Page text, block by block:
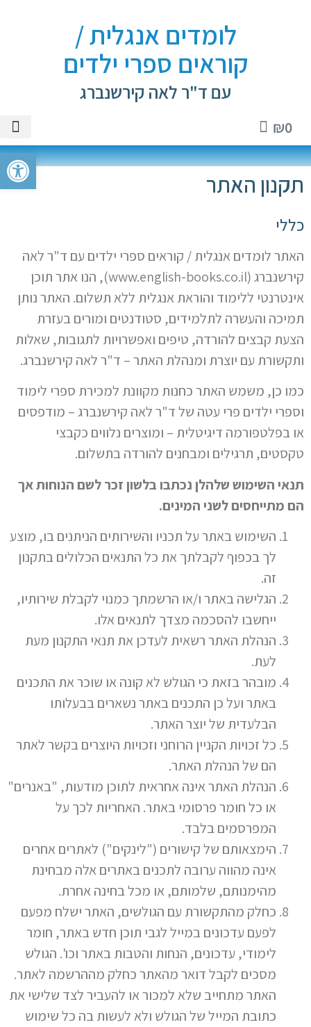
לומדים אנגלית /
קוראים ספרי ילדים
עם ד"ר לאה קירשנברג
₪0
תקנון האתר
כללי
האתר לומדים אנגלית / קוראים ספרי ילדים עם ד"ר לאה
קירשנברג (www.english-books.co.il), הנו אתר תוכן
אינטרנטי ללימוד והוראת אנגלית ללא תשלום. האתר נותן
תמיכה והעשרה לתלמידים, סטודנטים ומורים בעזרת
הצעת קבצים להורדה, טיפים ואפשרויות לתגובות, שאלות
ותקשורת עם יוצרת ומנהלת האתר – ד"ר לאה קירשנברג.
כמו כן, משמש האתר כחנות מקוונת למכירת ספרי לימוד
וספרי ילדים פרי עטה של ד"ר לאה קירשנברג – מודפסים
או בפלטפורמה דיגיטלית – ומוצרים נלווים כקבצי
טקסטים, תרגילים ומבחנים להורדה בתשלום.
תנאי השימוש שלהלן נכתבו בלשון זכר לשם הנוחות אך
הם מתייחסים לשני המינים.
השימוש באתר על תכניו והשירותים הניתנים בו, מוצע
לך בכפוף לקבלתך את כל התנאים הכלולים בתקנון
זה.
הגלישה באתר ו/או הרשמתך כמנוי לקבלת שירותיו,
ייחשבו להסכמה מצדך לתנאים אלו.
הנהלת האתר רשאית לעדכן את תנאי התקנון מעת
לעת.
מובהר בזאת כי הגולש לא קונה או שוכר את התכנים
באתר ועל כן התכנים באתר נשארים בבעלותו
הבלעדית של יוצר האתר.
כל זכויות הקניין הרוחני וזכויות היוצרים בקשר לאתר
הם של הנהלת האתר.
הנהלת האתר אינה אחראית לתוכן מודעות, "באנרים"
או כל חומר פרסומי באתר. האחריות לכך על
המפרסמים בלבד.
הימצאותם של קישורים ("לינקים") לאתרים אחרים
אינה מהווה ערובה לתכנים באתרים אלה מבחינת
מהימנותם, שלמותם, או מכל בחינה אחרת.
כחלק מהתקשורת עם הגולשים, האתר ישלח מפעם
לפעם עדכונים במייל לגבי תוכן חדש באתר, חומר
לימודי, עדכונים, הנחות והטבות באתר וכו'. הגולש
מסכים לקבל דואר מהאתר כחלק מההרשמה לאתר.
האתר מתחייב שלא למכור או להעביר לצד שלישי את
כתובת המייל של הגולש ולא לעשות בה כל שימוש
פתח